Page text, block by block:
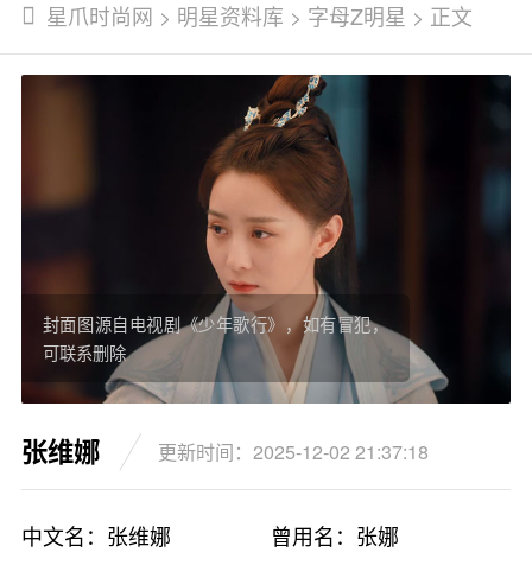
星爪时尚网 > 明星资料库 > 字母Z明星 > 正文
封面图源自电视剧《少年歌行》，如有冒犯，
可联系删除
张维娜 更新时间：2025-12-02 21:37:18
中文名：张维娜
曾用名：张娜